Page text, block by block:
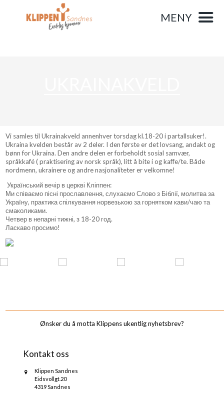
MENY
Vi samles til Ukrainakveld annenhver torsdag kl.18-20 i partallsuker!.
Ukraina kvelden består av 2 deler. I den første er det lovsang, andakt og
bønn for Ukraina. Den andre delen er forbeholdt sosial samvær,
språkkafé ( praktisering av norsk språk), litt å bite i og kaffe/te. Både
nordmenn, ukrainere og andre nasjonaliteter er velkomne!
Український вечір в церкві Кліппен:
Ми співаємо пісні прославлення, слухаємо Слово з Біблії, молитва за
Україну, практика спілкування норвезькою за горнятком кави/чаю та
смаколиками.
Четвер в непарні тижні, з 18-20 год.
Ласкаво просимо!
Ønsker du å motta Klippens ukentlig nyhetsbrev?
Kontakt oss
Klippen Sandnes
Eidsvollgt.20
4319 Sandnes